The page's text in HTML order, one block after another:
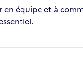
en équipe et à